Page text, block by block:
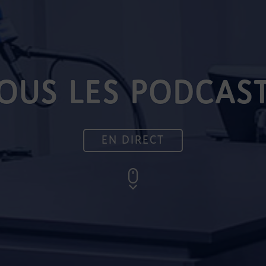
LES
EN DIRECT